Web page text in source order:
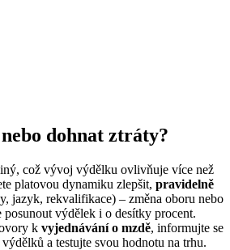
dohnat ztráty?
což vývoj výdělku ovlivňuje více než
platovou dynamiku zlepšit, pravidelně
jazyk, rekvalifikace) – změna oboru nebo
posunout výdělek i o desítky procent.
k vyjednávání o mzdě, informujte se
a testujte svou hodnotu na trhu.